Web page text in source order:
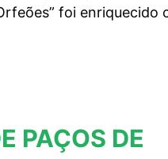
foi enriquecido
PAÇOS DE